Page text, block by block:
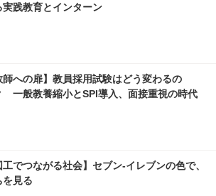
実践教育とインターン
師への扉】教員採用試験はどう変わるの
一般教養縮小とSPI導入、面接重視の時代
工でつながる社会】セブン‐イレブンの色で、
を見る